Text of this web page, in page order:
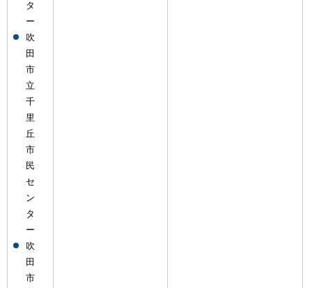
タ
ー
吹
田
市
立
千
里
丘
市
民
セ
ン
タ
ー
吹
田
市